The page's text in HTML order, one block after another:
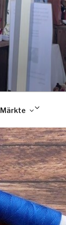
Märkte